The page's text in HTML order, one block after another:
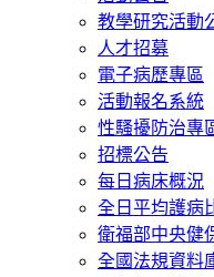
教學研究活動
人才招募
電子病歷專區
活動報名系統
性騷擾防治專
招標公告
每日病床概況
全日平均護病
衛福部中央健
全國法規資料